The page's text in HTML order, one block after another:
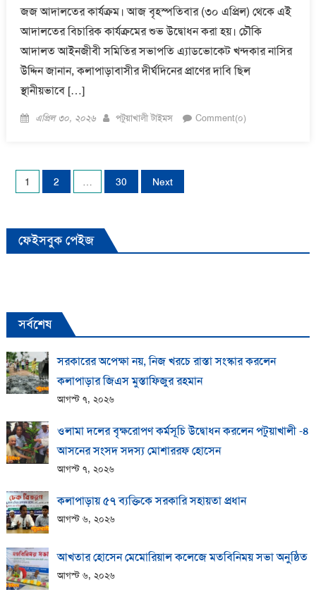
জজ আদালতের কার্যক্রম। আজ বৃহস্পতিবার (৩০ এপ্রিল) থেকে এই
আদালতের বিচারিক কার্যক্রমের শুভ উদ্বোধন করা হয়। চৌকি
আদালত আইনজীবী সমিতির সভাপতি এ্যাডভোকেট খন্দকার নাসির
উদ্দিন জানান, কলাপাড়াবাসীর দীর্ঘদিনের প্রাণের দাবি ছিল
স্থানীয়ভাবে […]
Posted
এপ্রিল ৩০, ২০২৬ Author
পটুয়াখালী টাইমস Comment(০)
Posts
1 2 … 30 Next
ফেইসবুক পেইজ
সর্বশেষ
সরকারের অপেক্ষা নয়, নিজ খরচে রাস্তা সংস্কার করলেন
কলাপাড়ার জিএস মুস্তাফিজুর রহমান
আগস্ট ৭, ২০২৬
ওলামা দলের বৃক্ষরোপণ কর্মসূচি উদ্বোধন করলেন পটুয়াখালী -৪
আসনের সংসদ সদস্য মোশাররফ হোসেন
আগস্ট ৭, ২০২৬
কলাপাড়ায় ​৫৭ ব্যক্তিকে সরকারি সহায়তা প্রধান
আগস্ট ৬, ২০২৬
আখতার হোসেন মেমোরিয়াল কলেজে মতবিনিময় সভা অনুষ্ঠিত
আগস্ট ৬, ২০২৬